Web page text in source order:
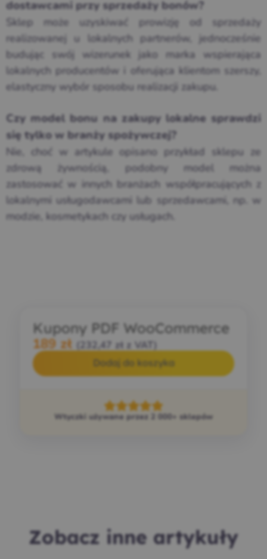
dostawcami przy sprzedaży bonów?
Sklep może uzyskiwać prowizję od sprzedaży
realizowanej u lokalnych partnerów, jednocześnie
budując swój wizerunek jako marka wspierająca
lokalnych producentów i oferująca klientom szerszy,
elastyczny wybór sposobu realizacji zakupu.
Czy model bonu na zakupy lokalne sprawdzi
się tylko w branży spożywczej?
Nie, choć w artykule opisano przykład sklepu ze
zdrową żywnością, podobny model można
zastosować w innych branżach współpracujących z
lokalnymi usługodawcami lub sprzedawcami, np. w
modzie, kosmetykach czy usługach.
Kupony PDF WooCommerce
189 zł zł
z VAT)
Dodaj do koszyka
Wtyczki używane przez 2 000+ sklepów
Zobacz inne artykuły